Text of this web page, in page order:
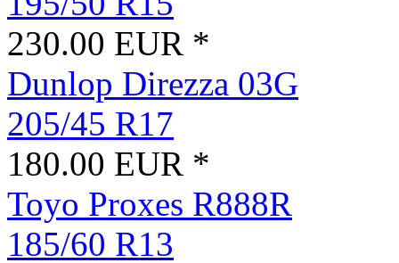
230.00 EUR *
Dunlop Direzza 03G
205/45 R17
180.00 EUR *
Toyo Proxes R888R
185/60 R13